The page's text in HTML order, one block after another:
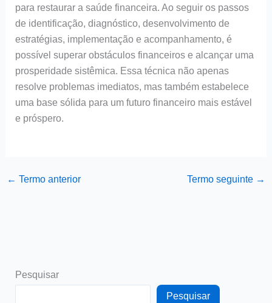
para restaurar a saúde financeira. Ao seguir os passos
de identificação, diagnóstico, desenvolvimento de
estratégias, implementação e acompanhamento, é
possível superar obstáculos financeiros e alcançar uma
prosperidade sistêmica. Essa técnica não apenas
resolve problemas imediatos, mas também estabelece
uma base sólida para um futuro financeiro mais estável
e próspero.
← Termo anterior Termo seguinte →
Pesquisar
Pesquisar